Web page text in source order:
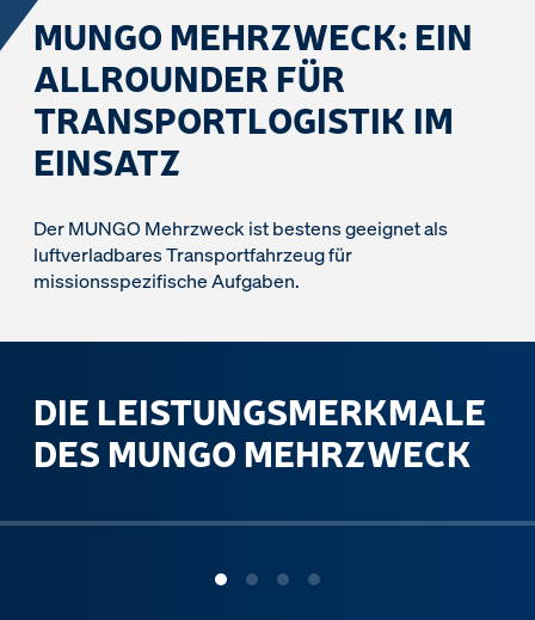
MUNGO MEHRZWECK: EIN
ALLROUNDER FÜR
TRANSPORTLOGISTIK IM
EINSATZ
Der MUNGO Mehrzweck ist bestens geeignet als
luftverladbares Transportfahrzeug für
missionsspezifische Aufgaben.
DIE LEISTUNGSMERKMALE
DES MUNGO MEHRZWECK